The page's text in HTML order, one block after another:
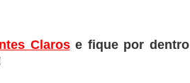
Clarose fique por dentro